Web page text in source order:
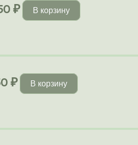
₽ В корзину
₽ В корзину